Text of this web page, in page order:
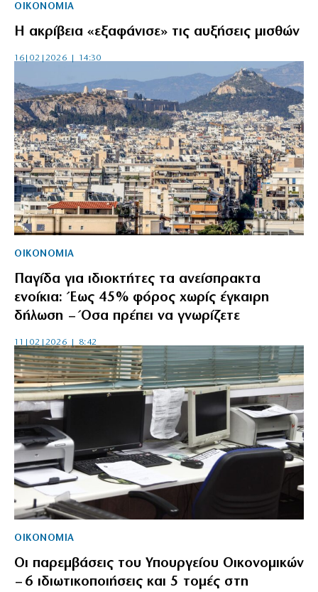
ΟΙΚΟΝΟΜΙΑ
H ακρίβεια «εξαφάνισε» τις αυξήσεις μισθών
16|02|2026 | 14:30
ΟΙΚΟΝΟΜΙΑ
Παγίδα για ιδιοκτήτες τα ανείσπρακτα
ενοίκια: Έως 45% φόρος χωρίς έγκαιρη
δήλωση – Όσα πρέπει να γνωρίζετε
11|02|2026 | 8:42
ΟΙΚΟΝΟΜΙΑ
Οι παρεμβάσεις του Υπουργείου Οικονομικών
– 6 ιδιωτικοποιήσεις και 5 τομές στη